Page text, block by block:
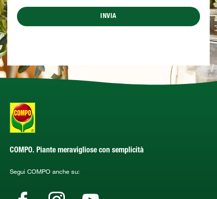
INVIA
COMPO. Piante meravigliose con semplicità
Segui COMPO anche su: